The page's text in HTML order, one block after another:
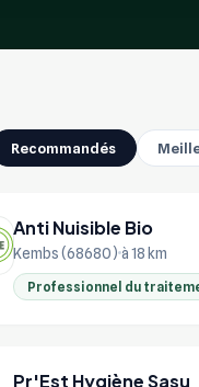
Recommandés
Anti Nuisible Bio
Kembs (68680) à 18 km
Professionnel du
Pr'Est Hygiène Sasu